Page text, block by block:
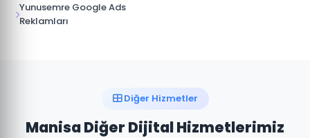
Yunusemre Google Ads
Reklamları
Diğer Hizmetler
Manisa Diğer Dijital Hizmetlerimiz